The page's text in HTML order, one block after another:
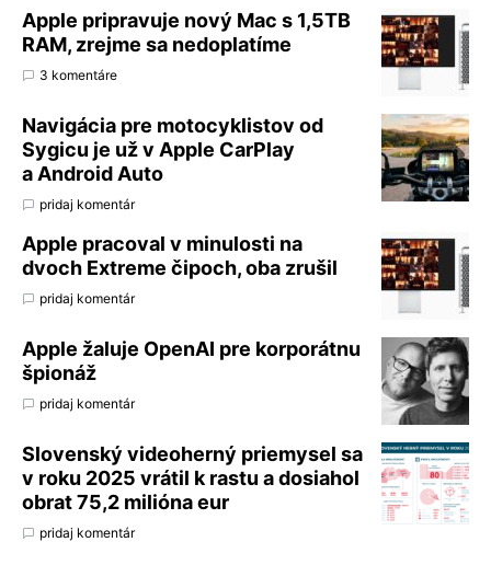
Apple pripravuje nový Mac s 1,5TB
RAM, zrejme sa nedoplatíme
3 komentáre
Navigácia pre motocyklistov od
Sygicu je už v Apple CarPlay
a Android Auto
pridaj komentár
Apple pracoval v minulosti na
dvoch Extreme čipoch, oba zrušil
pridaj komentár
Apple žaluje OpenAI pre korporátnu
špionáž
pridaj komentár
Slovenský videoherný priemysel sa
v roku 2025 vrátil k rastu a dosiahol
obrat 75,2 milióna eur
pridaj komentár